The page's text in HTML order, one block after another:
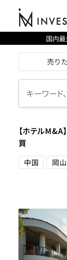
国内最
売り
【ホテル
買
中国 岡